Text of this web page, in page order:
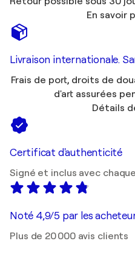
En savoir
Livraison internationale.
Frais de port, droits de
d'art assurées
Détails
Certificat d'authenticité
Signé et inclus avec
Noté 4,9/5 par les
Plus de 20 000 avis clients